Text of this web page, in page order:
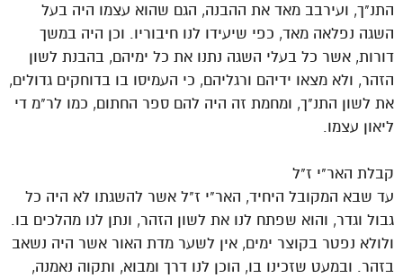
התנ"ך, ועירבב מאד את ההבנה, הגם שהוא עצמו היה בעל
השגה נפלאה מאד, כפי שיעידו לנו חיבוריו. וכן היה במשך
דורות, אשר כל בעלי השגה נתנו את כל ימיהם, בהבנת לשון
הזהר, ולא מצאו ידיהם ורגליהם, כי העמיסו בו בדוחקים גדולים,
את לשון התנ"ך, ומחמת זה היה להם ספר החתום, כמו לר"מ די
ליאון עצמו.
קבלת האר"י ז"ל
עד שבא המקובל היחיד, האר"י ז"ל אשר להשגתו לא היה כל
גבול וגדר, והוא שפתח לנו את לשון הזהר, ונתן לנו מהלכים בו.
ולולא נפטר בקוצר ימים, אין לשער מדת האור אשר היה נשאב
בזהר. ובמעט שזכינו בו, הוכן לנו דרך ומבוא, ותקוה נאמנה,